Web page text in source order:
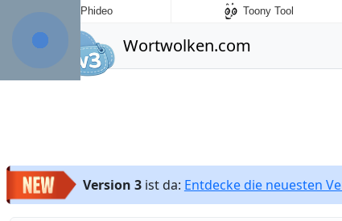
Phideo Toony Tool
Wortwolken.com
Version 3ist da: Entdecke die neuesten